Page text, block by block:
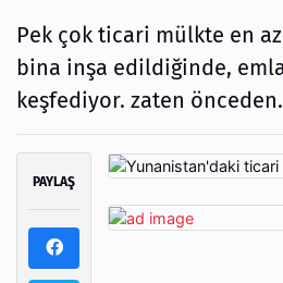
Pek çok ticari mülkte en
bina inşa edildiğinde,
keşfediyor. zaten önceden.
PAYLAŞ